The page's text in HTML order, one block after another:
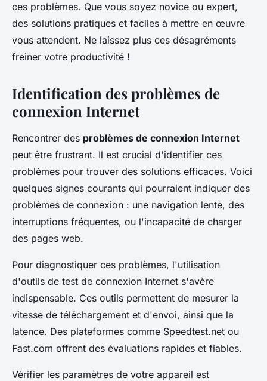
ces problèmes. Que vous soyez novice ou expert,
des solutions pratiques et faciles à mettre en œuvre
vous attendent. Ne laissez plus ces désagréments
freiner votre productivité !
Identification des problèmes de
connexion Internet
Rencontrer des problèmes de connexion Internet
peut être frustrant. Il est crucial d'identifier ces
problèmes pour trouver des solutions efficaces. Voici
quelques signes courants qui pourraient indiquer des
problèmes de connexion : une navigation lente, des
interruptions fréquentes, ou l'incapacité de charger
des pages web.
Pour diagnostiquer ces problèmes, l'utilisation
d'outils de test de connexion Internet s'avère
indispensable. Ces outils permettent de mesurer la
vitesse de téléchargement et d'envoi, ainsi que la
latence. Des plateformes comme Speedtest.net ou
Fast.com offrent des évaluations rapides et fiables.
Vérifier les paramètres de votre appareil est